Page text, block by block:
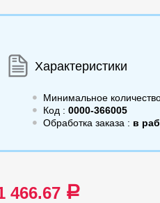
Характеристики
Минимальное
Код : 0000-366005
Обработка заказа : в
466.67 a